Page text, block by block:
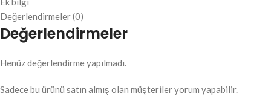
Değerlendirmeler (0)
Değerlendirmeler
Henüz değerlendirme yapılmadı.
Sadece bu ürünü satın almış olan müşteriler yorum yapabilir.